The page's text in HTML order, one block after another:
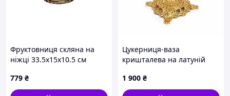
Фруктовниця скляна на
ніжці 33.5х15х10.5 см
HP-YH-84
779 ₴
Цукерниця-ваза
кришталева на латуній
сервірування
1 900 ₴